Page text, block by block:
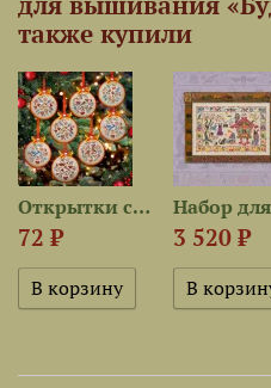
также купили
Открытки со схемами «Зимние...
72 ₽ 3 520 ₽